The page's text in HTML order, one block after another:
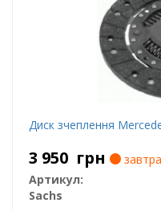
Диск зчеплення
3 950 грн
завтра
Артикул:
Sachs